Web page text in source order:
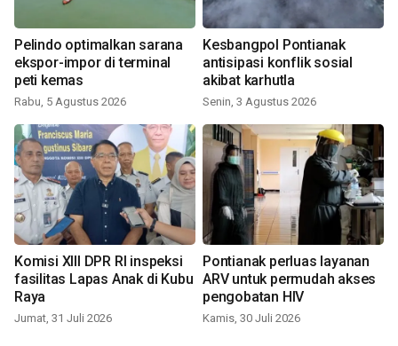
Pelindo optimalkan sarana
ekspor-impor di terminal
peti kemas
Rabu, 5 Agustus 2026
Kesbangpol Pontianak
antisipasi konflik sosial
akibat karhutla
Senin, 3 Agustus 2026
Komisi XIII DPR RI inspeksi
fasilitas Lapas Anak di Kubu
Raya
Jumat, 31 Juli 2026
Pontianak perluas layanan
ARV untuk permudah akses
pengobatan HIV
Kamis, 30 Juli 2026